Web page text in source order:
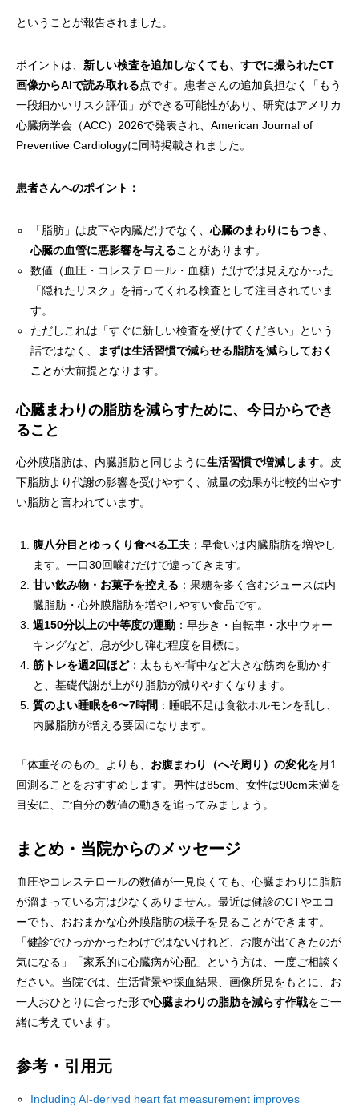
ということが報告されました。
ポイントは、 新しい検査を追加しなくても、すでに撮られたCT
画像からAIで読み取れる点です。患者さんの追加負担なく「もう
一段細かいリスク評価」ができる可能性があり、研究はアメリカ
心臓病学会（ACC）2026で発表され、American Journal of
Preventive Cardiologyに同時掲載されました。
患者さんへのポイント：
「脂肪」は皮下や内臓だけでなく、心臓のまわりにもつき、
心臓の血管に悪影響を与えることがあります。
数値（血圧・コレステロール・血糖）だけでは見えなかった
「隠れたリスク」を補ってくれる検査として注目されていま
す。
ただしこれは「すぐに新しい検査を受けてください」という
話ではなく、
まずは生活習慣で減らせる脂肪を減らしておく
ことが大前提となります。
心臓まわりの脂肪を減らすために、今日からでき
ること
心外膜脂肪は、内臓脂肪と同じように生活習慣で増減します。皮
下脂肪より代謝の影響を受けやすく、減量の効果が比較的出やす
い脂肪と言われています。
腹八分目とゆっくり食べる工夫 ：早食いは内臓脂肪を増やし
ます。一口30回噛むだけで違ってきます。
甘い飲み物・お菓子を控える ：果糖を多く含むジュースは内
臓脂肪・心外膜脂肪を増やしやすい食品です。
週150分以上の中等度の運動 ：早歩き・自転車・水中ウォー
キングなど、息が少し弾む程度を目標に。
筋トレを週2回ほど：太ももや背中など大きな筋肉を動かす
と、基礎代謝が上がり脂肪が減りやすくなります。
質のよい睡眠を6〜7時間 ：睡眠不足は食欲ホルモンを乱し、
内臓脂肪が増える要因になります。
「体重そのもの」よりも、 お腹まわり（へそ周り）の変化を月1
回測ることをおすすめします。男性は85cm、女性は90cm未満を
目安に、ご自分の数値の動きを追ってみましょう。
まとめ・当院からのメッセージ
血圧やコレステロールの数値が一見良くても、心臓まわりに脂肪
が溜まっている方は少なくありません。最近は健診のCTやエコ
ーでも、おおまかな心外膜脂肪の様子を見ることができます。
「健診でひっかかったわけではないけれど、お腹が出てきたのが
気になる」「家系的に心臓病が心配」という方は、一度ご相談く
ださい。当院では、生活背景や採血結果、画像所見をもとに、お
一人おひとりに合った形で心臓まわりの脂肪を減らす作戦をご一
緒に考えています。
参考・引用元
Including AI-derived heart fat measurement improves